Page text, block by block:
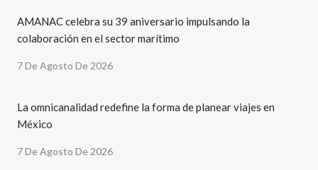
AMANAC celebra su 39 aniversario impulsando la
colaboración en el sector marítimo
7 De Agosto De 2026
La omnicanalidad redefine la forma de planear viajes en
México
7 De Agosto De 2026